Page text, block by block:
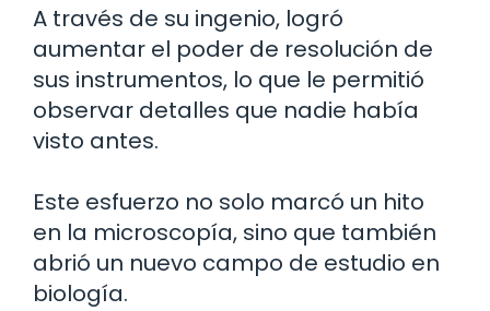
A través de su ingenio, logró
aumentar el poder de resolución de
sus instrumentos, lo que le permitió
observar detalles que nadie había
visto antes.
Este esfuerzo no solo marcó un hito
en la microscopía, sino que también
abrió un nuevo campo de estudio en
biología.